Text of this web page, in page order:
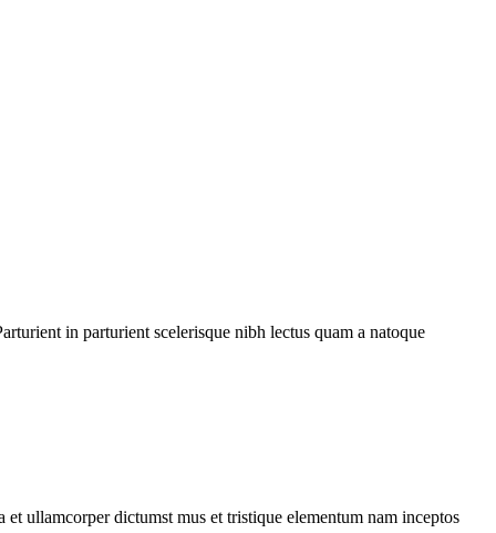
in parturient scelerisque nibh lectus quam a natoque
ullamcorper dictumst mus et tristique elementum nam inceptos